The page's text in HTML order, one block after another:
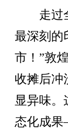
走过全
最深刻的
市！”敦
收摊后冲
显异味。
态化成